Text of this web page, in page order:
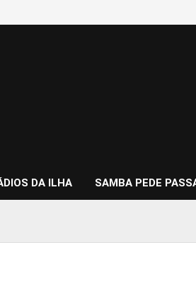
DA ILHA SAMBA PEDE